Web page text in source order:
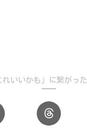
れいいかも」に繋がっ